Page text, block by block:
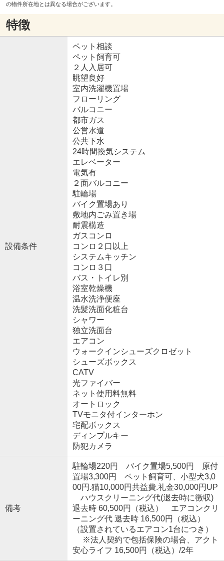
の物件所在地とは異なる場合がございます。
特徴
設備条件
ペット相談
ペット飼育可
２人入居可
眺望良好
室内洗濯機置場
フローリング
バルコニー
都市ガス
公営水道
公共下水
24時間換気システム
エレベーター
電気有
２面バルコニー
駐輪場
バイク置場あり
敷地内ごみ置き場
耐震構造
ガスコンロ
コンロ２口以上
システムキッチン
コンロ３口
バス・トイレ別
浴室乾燥機
温水洗浄便座
洗髪洗面化粧台
シャワー
独立洗面台
エアコン
ウォークインシューズクロゼット
シューズボックス
CATV
光ファイバー
ネット使用料無料
オートロック
TVモニタ付インターホン
宅配ボックス
ディンプルキー
防犯カメラ
備考
駐輪場220円 バイク置場5,500円 原付
置場3,300円 ペット飼育可、小型犬3,0
00円.猫10,000円共益費.礼金30,000円UP
ハウスクリーニング代(退去時に徴収)
退去時 60,500円（税込） エアコンクリ
ーニング代 退去時 16,500円（税込）
（設置されているエアコン1台につき）
※法人契約で包括保険の場合、アクト
安心ライフ 16,500円（税込）/2年